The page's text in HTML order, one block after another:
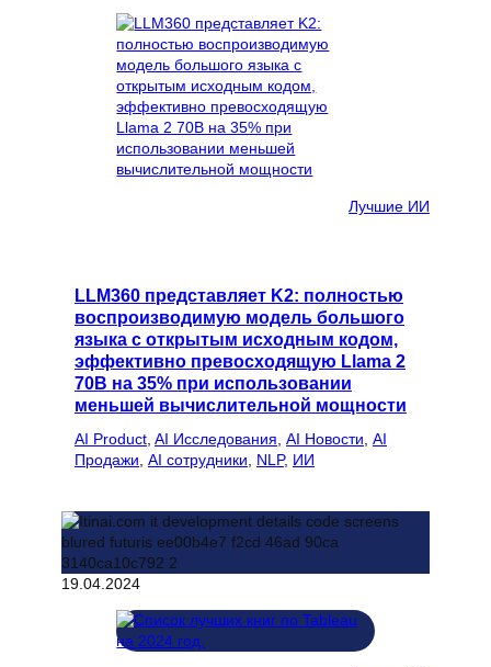
Лучшие ИИ
LLM360 представляет K2: полностью
воспроизводимую модель большого
языка с открытым исходным кодом,
эффективно превосходящую Llama 2
70B на 35% при использовании
меньшей вычислительной мощности
AI Product AI Исследования AI Новости AI
Продажи AI сотрудники NLP, ИИ
19.04.2024